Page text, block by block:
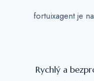
fortuixagent je
Rychlý a